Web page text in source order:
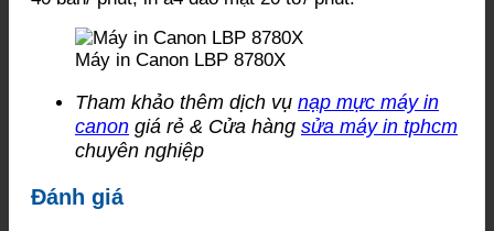
Máy in Canon LBP 8780X
Tham khảo thêm dịch vụ nạp mực máy in
canon giá rẻ & Cửa hàng sửa máy in tphcm
chuyên nghiệp
Đánh giá